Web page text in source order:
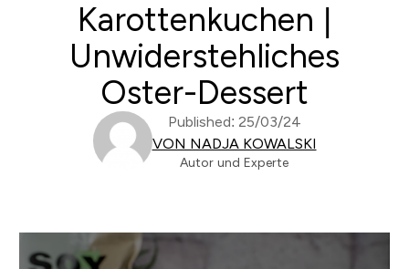
Karottenkuchen |
Unwiderstehliches
Oster-Dessert
Published: 25/03/24
VON NADJA KOWALSKI
Autor und Experte